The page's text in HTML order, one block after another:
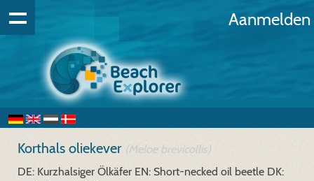
Aanmelden
Korthals oliekever (Meloe brevicollis)
DE: Kurzhalsiger Ölkäfer EN: Short-necked oil beetle DK: